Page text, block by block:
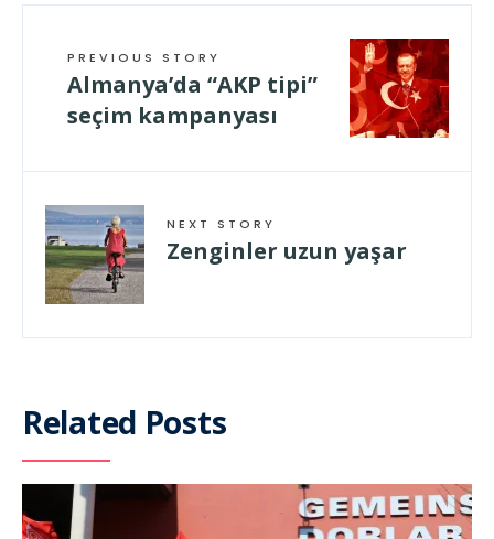
PREVIOUS STORY
Almanya’da “AKP tipi”
seçim kampanyası
NEXT STORY
Zenginler uzun yaşar
Related Posts